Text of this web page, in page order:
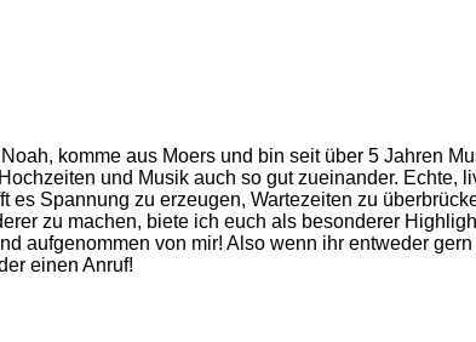
komme aus Moers und bin seit über 5 Jahren
und Musik auch so gut zueinander.
es Spannung zu erzeugen, Wartezeiten zu
zu machen, biete ich euch als besonderer
aufgenommen von mir! Also wenn ihr entweder
einen Anruf!